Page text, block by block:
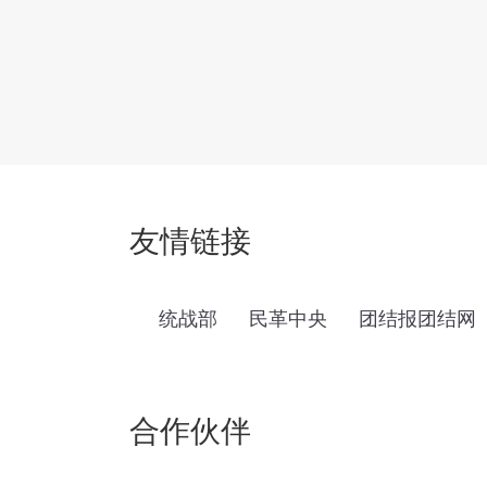
友情链接
统战部 民革中央 团结报团结网
合作伙伴